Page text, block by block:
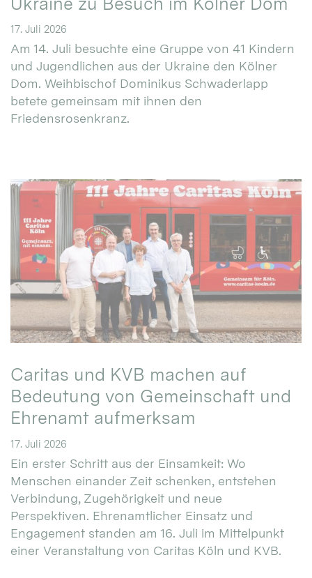
17. Juli 2026
Am 14. Juli besuchte eine Gruppe von 41 Kindern
und Jugendlichen aus der Ukraine den Kölner
Dom. Weihbischof Dominikus Schwaderlapp
betete gemeinsam mit ihnen den
Friedensrosenkranz.
Caritas und KVB machen auf
Bedeutung von Gemeinschaft und
Ehrenamt aufmerksam
17. Juli 2026
Ein erster Schritt aus der Einsamkeit: Wo
Menschen einander Zeit schenken, entstehen
Verbindung, Zugehörigkeit und neue
Perspektiven. Ehrenamtlicher Einsatz und
Engagement standen am 16. Juli im Mittelpunkt
einer Veranstaltung von Caritas Köln und KVB.